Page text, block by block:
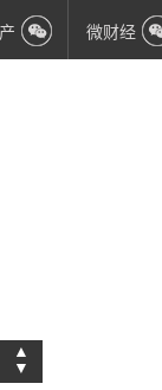
微财经
▲
▼